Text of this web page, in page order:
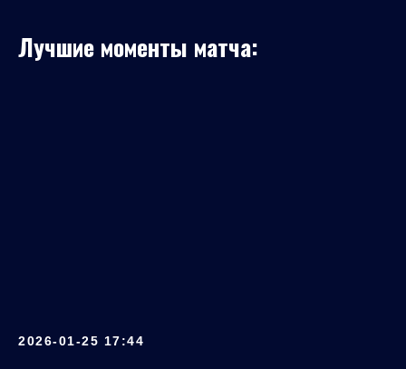
Лучшие моменты матча:
2026-01-25 17:44